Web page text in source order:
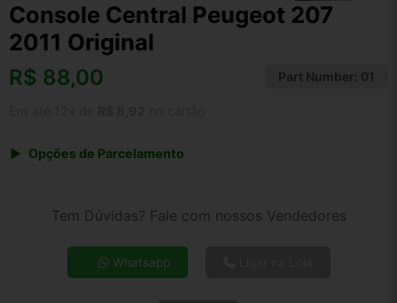
Console Central Peugeot 207
2011 Original
R$ 88,00 Part Number: 01
Opções de Parcelamento
4x de R$ 24,39
5x de R$ 19,77
Tem Dúvidas? Fale com nossos Vendedores
Whatsapp